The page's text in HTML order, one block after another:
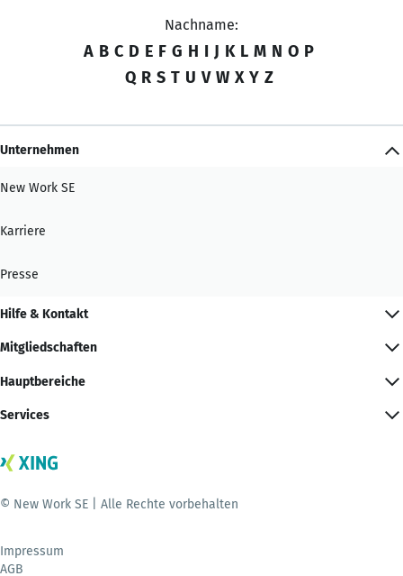
Nachname:
A B C D E F G H I J K L M N O P
Q R S T U V W X Y Z
Unternehmen
New Work SE
Karriere
Presse
Hilfe & Kontakt
Mitgliedschaften
Hauptbereiche
Services
© New Work SE | Alle Rechte vorbehalten
Impressum
AGB